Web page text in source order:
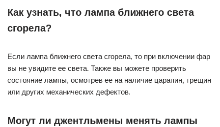
Как узнать, что лампа ближнего света
сгорела?
Если лампа ближнего света сгорела, то при включении фар
вы не увидите ее света. Также вы можете проверить
состояние лампы, осмотрев ее на наличие царапин, трещин
или других механических дефектов.
Могут ли джентльмены менять лампы